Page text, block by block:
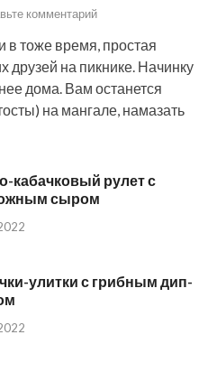
комментарий
в тоже время, простая
друзей на пикнике. Начинку
дома. Вам останется
на мангале, намазать
кабачковый рулет с
сыром
улитки с грибным дип-